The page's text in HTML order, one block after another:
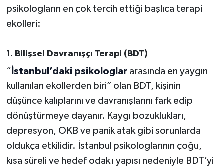
psikologların en çok tercih ettiği başlıca terapi
ekolleri:
1. Bilişsel Davranışçı Terapi (BDT)
“ İstanbul’daki psikologlararasında en yaygın
kullanılan ekollerden biri” olan BDT, kişinin
düşünce kalıplarını ve davranışlarını fark edip
dönüştürmeye dayanır. Kaygı bozuklukları,
depresyon, OKB ve panik atak gibi sorunlarda
oldukça etkilidir. İstanbul psikologlarının çoğu,
kısa süreli ve hedef odaklı yapısı nedeniyle BDT’yi